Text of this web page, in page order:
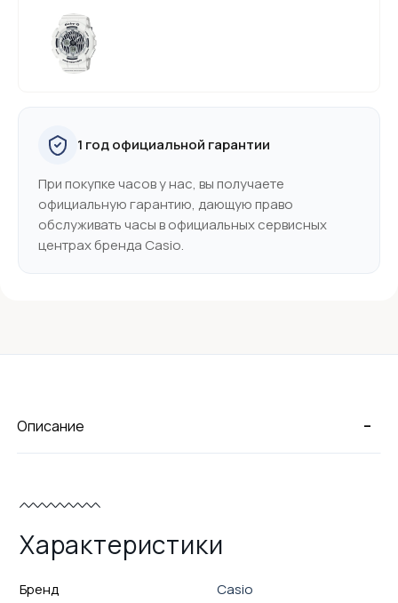
1 год официальной гарантии
При покупке часов у нас, вы получаете
официальную гарантию, дающую право
обслуживать часы в официальных сервисных
центрах бренда Casio.
-
Описание
Характеристики
Бренд
Casio